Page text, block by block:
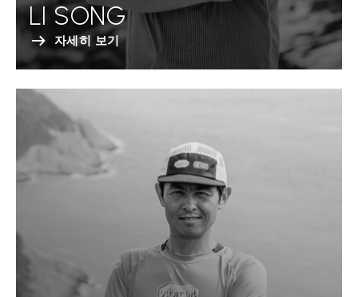
LI SONG
자세히 보기